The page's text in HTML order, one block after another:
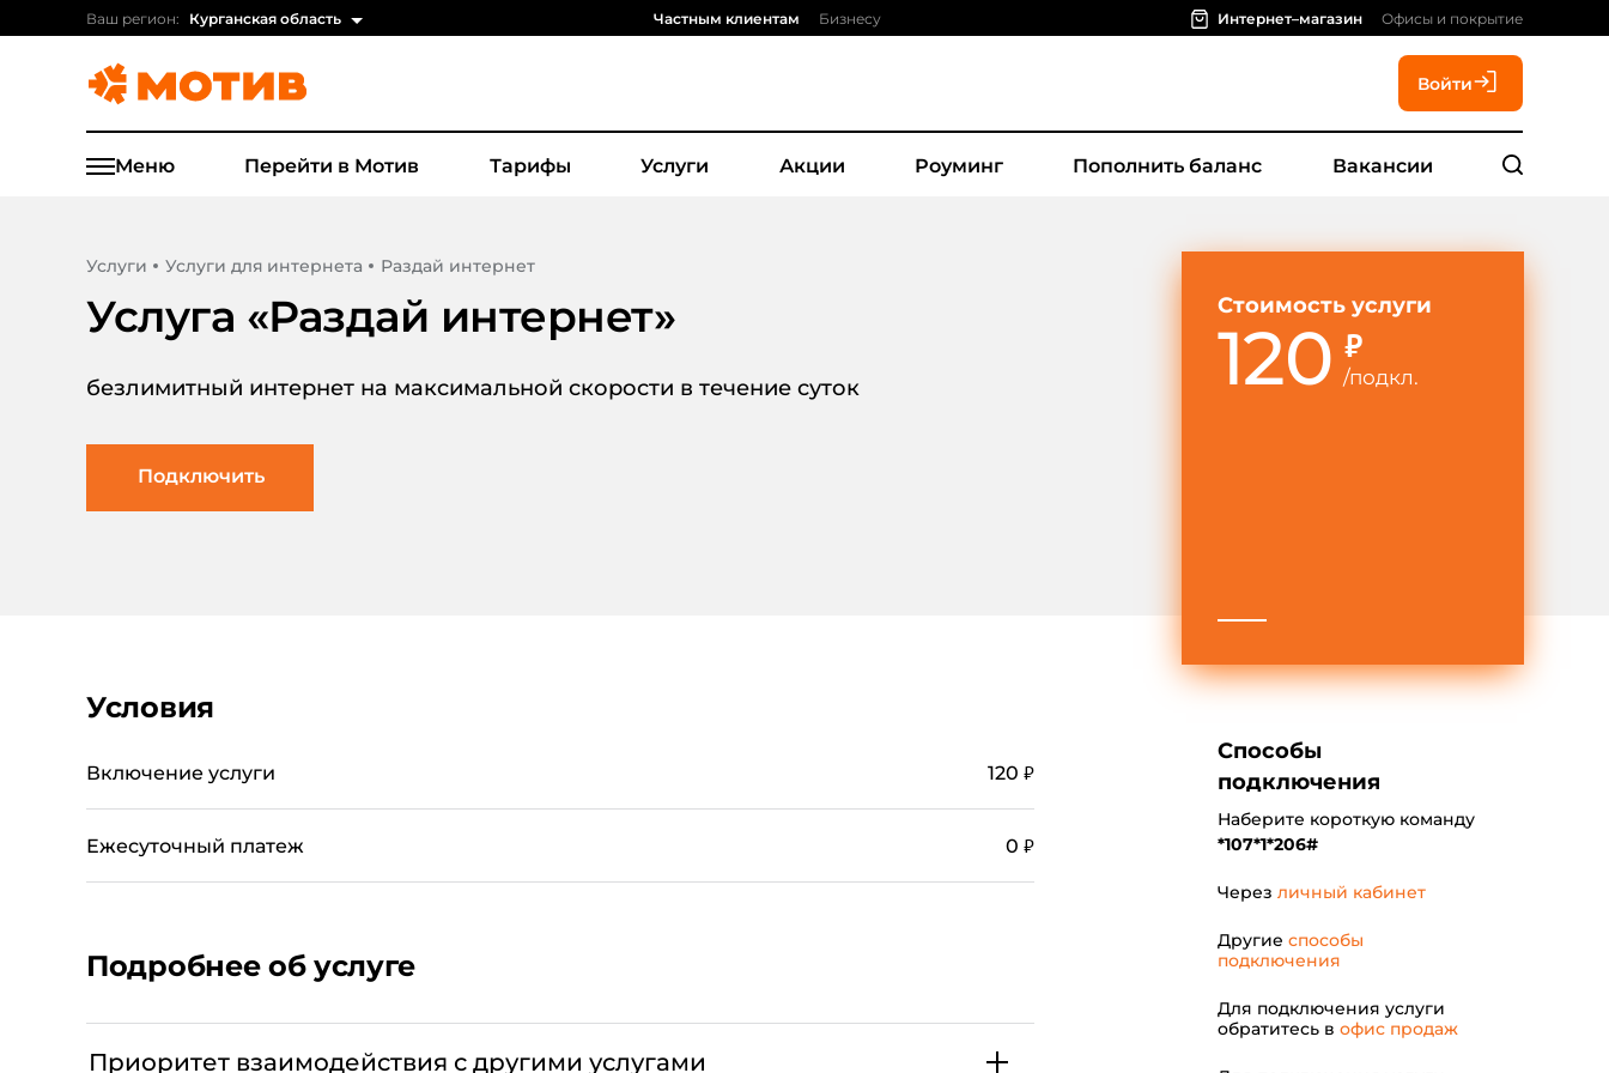
Ваш регион: Курганская область Частным клиентам Бизнесу Интернет–магазин Офисы и покрытие
Войти
Меню Перейти в Мотив Тарифы Услуги Акции Роуминг Пополнить баланс Вакансии
Услуги Услуги для интернета Раздай интернет
Услуга «Раздай интернет»
безлимитный интернет на максимальной скорости в течение суток
Стоимость услуги
120 ₽
/подкл.
Подключить
Способы
подключения
Наберите короткую команду
*107*1*206#
Через личный кабинет
Другие способы
подключения
Для подключения услуги
обратитесь в офис продаж
Условия
Включение услуги 120 ₽
Ежесуточный платеж 0 ₽
Подробнее об услуге
Приоритет взаимодействия с другими услугами